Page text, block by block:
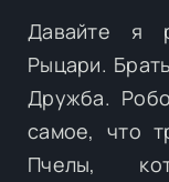
Давайте я
Рыцари.
Дружба.
самое, что
Пчелы,